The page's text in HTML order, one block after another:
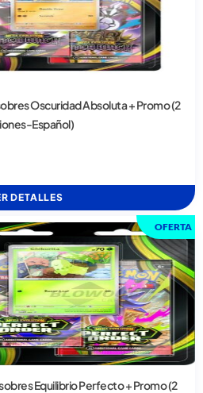
Oscuridad Absoluta + Promo (2
Español)
DETALLES
OFERTA
Equilibrio Perfecto + Promo (2